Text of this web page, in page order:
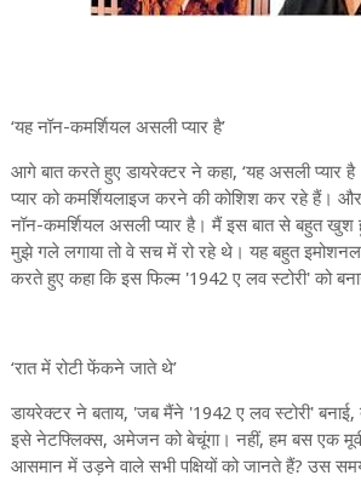
‘यह नॉन-कमर्शियल असली प्यार है’
आगे बात करते हुए डायरेक्टर ने कहा, ‘यह असली प्यार
प्यार को कमर्शियलाइज करने की कोशिश कर रहे हैं।
नॉन-कमर्शियल असली प्यार है। मैं इस बात से बहुत
मुझे गले लगाया तो वे सच में रो रहे थे। यह बहुत
करते हुए कहा कि इस फिल्म '1942 ए लव स्टोरी' को
‘रात में रोटी फेंकने जाते थे’
डायरेक्टर ने बताय, 'जब मैंने '1942 ए लव स्टोरी' बनाई,
इसे नेटफ्लिक्स, अमेजन को बेचूंगा। नहीं, हम बस एक
आसमान में उड़ने वाले सभी पक्षियों को जानते हैं? उस